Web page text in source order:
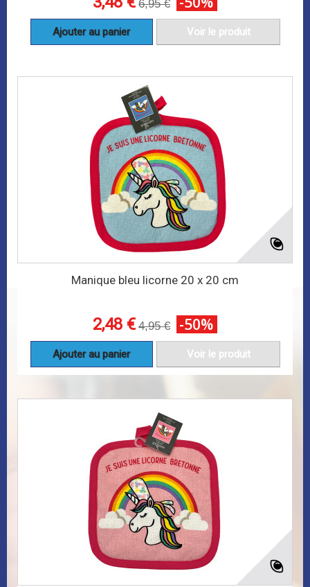
6,95 €
Ajouter au panier Voir le produit
Manique bleu licorne 20 x 20 cm
2,48 € 4,95 € -50%
Ajouter au panier Voir le produit